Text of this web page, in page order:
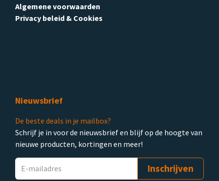
Algemene voorwaarden
Privacy beleid & Cookies
Nieuwsbrief
De beste deals in je mailbox?
Schrijf je in voor de nieuwsbrief en blijf op de hoogte van
nieuwe producten, kortingen en meer!
Inschrijven